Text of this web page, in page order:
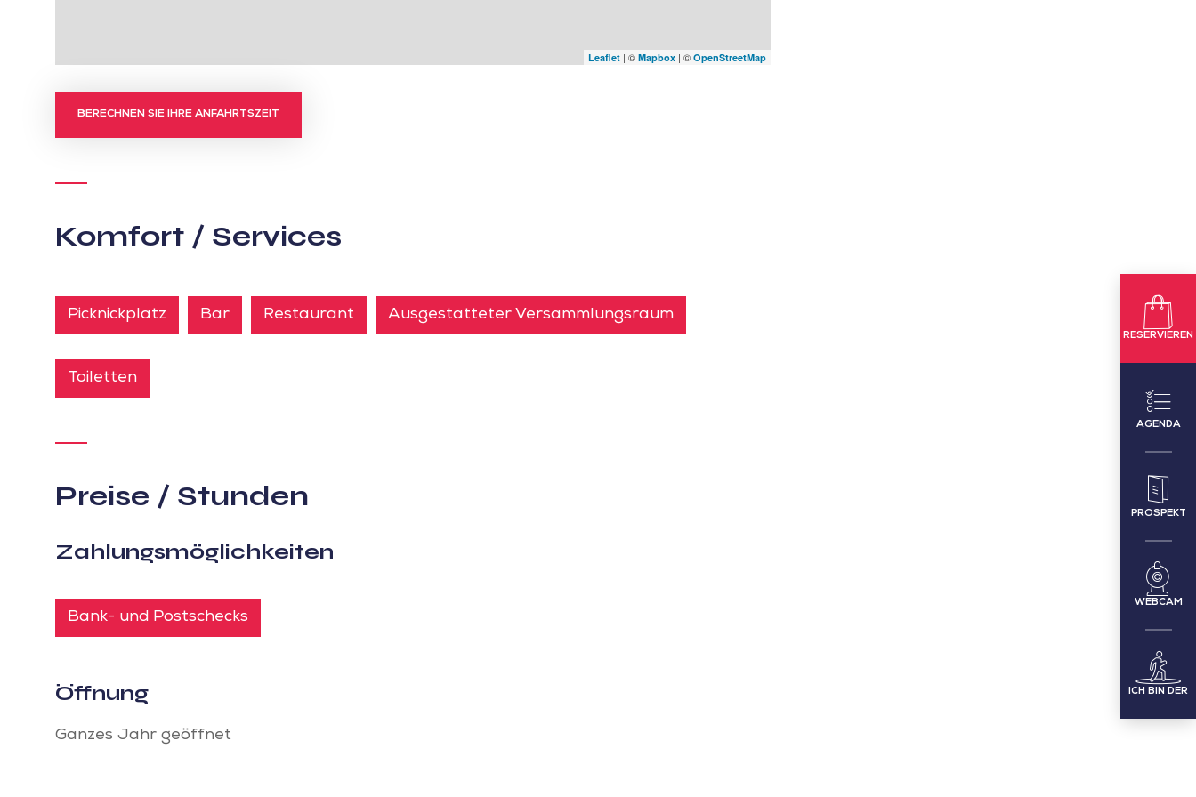
RESERVIEREN
AGENDA
PROSPEKT
WEBCAM
ICH BIN DER
Leaflet | © Mapbox | © OpenStreetMap
BERECHNEN SIE IHRE ANFAHRTSZEIT
Komfort / Services
Picknickplatz Bar Restaurant Ausgestatteter Versammlungsraum
Toiletten
Preise / Stunden
Zahlungsmöglichkeiten
Bank- und Postschecks
Öffnung
Ganzes Jahr geöffnet